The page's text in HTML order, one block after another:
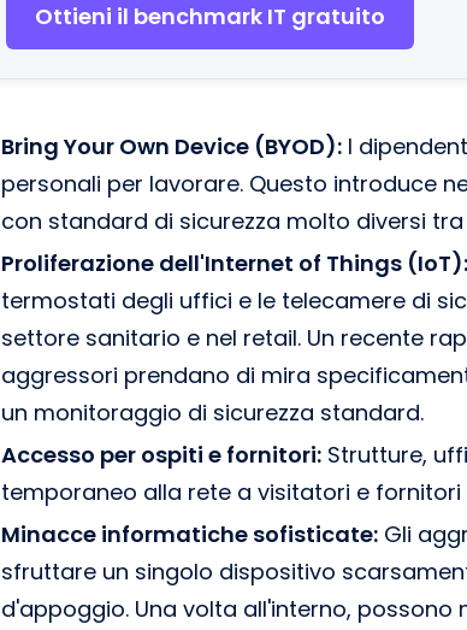
Ottieni il benchmark IT gratuito
Bring Your Own Device (BYOD): I
personali per lavorare. Questo introduce
con standard di sicurezza molto diversi tra
Proliferazione dell'Internet of Things (IoT):
termostati degli uffici e le telecamere di
settore sanitario e nel retail. Un recente
aggressori prendano di mira
un monitoraggio di sicurezza standard.
Accesso per ospiti e fornitori: Strutture,
temporaneo alla rete a visitatori e
Minacce informatiche sofisticate: Gli
sfruttare un singolo dispositivo
d'appoggio. Una volta all'interno,